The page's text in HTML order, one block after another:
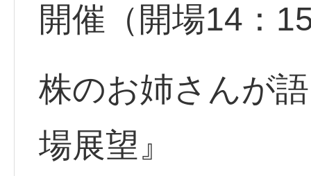
開催（開場14
株のお姉さんが
場展望』